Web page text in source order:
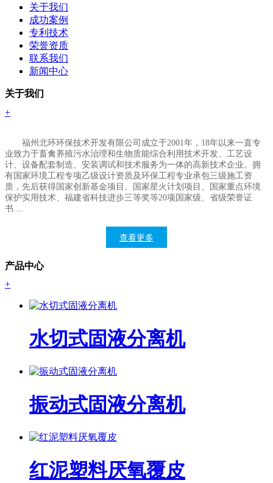
关于我们
成功案例
专利技术
荣誉资质
联系我们
新闻中心
关于我们
+
福州北环环保技术开发有限公司成立于2001年，18年以来一直专
业致力于畜禽养殖污水治理和生物质能综合利用技术开发、工艺设
计、设备配套制造、安装调试和技术服务为一体的高新技术企业。拥
有国家环境工程专项乙级设计资质及环保工程专业承包三级施工资
质，先后获得国家创新基金项目、国家星火计划项目、国家重点环境
保护实用技术、福建省科技进步三等奖等20项国家级 、省级荣誉证
书....
查看更多
产品中心
+
水切式固液分离机
振动式固液分离机
红泥塑料厌氧覆皮